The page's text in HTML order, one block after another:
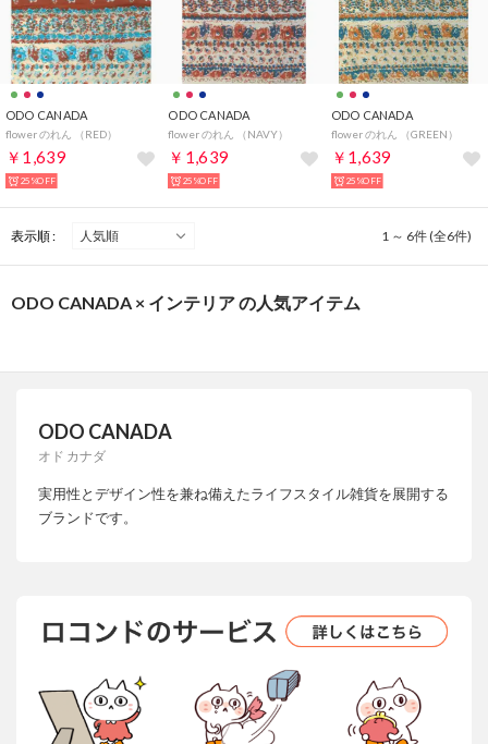
ODO CANADA
flower のれん （RED）
￥1,639
25%OFF
ODO CANADA
flower のれん （NAVY）
￥1,639
25%OFF
ODO CANADA
flower のれん （GREEN）
￥1,639
25%OFF
表示順 : 1 ～ 6件 (全6件)
ODO CANADA × インテリア の人気アイテム
ODO CANADA
オド カナダ
実用性とデザイン性を兼ね備えたライフスタイル雑貨を展開する
ブランドです。